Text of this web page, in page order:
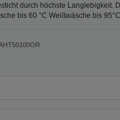
durch höchste Langlebigkeit.
bis 60 °C Weißwäsche bis